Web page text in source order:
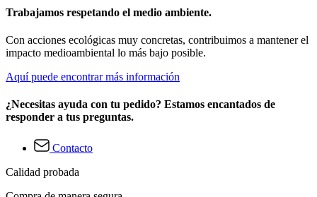
Trabajamos respetando el medio ambiente.
Con acciones ecológicas muy concretas, contribuimos a mantener el
impacto medioambiental lo más bajo posible.
Aquí puede encontrar más información
¿Necesitas ayuda con tu pedido? Estamos encantados de
responder a tus preguntas.
Contacto
Calidad probada